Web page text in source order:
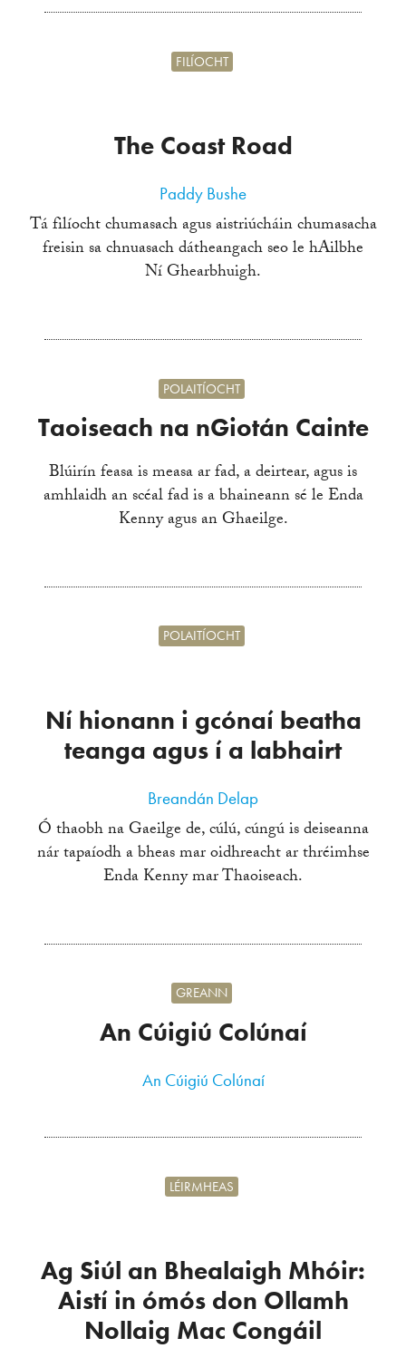
The Coast Road
FILÍOCHT
Paddy Bushe
Tá filíocht chumasach agus aistriúcháin chumasacha
freisin sa chnuasach dátheangach seo le hAilbhe
Ní Ghearbhuigh.
Taoiseach na nGiotán Cainte
POLAITÍOCHT
Blúirín feasa is measa ar fad, a deirtear, agus is
amhlaidh an scéal fad is a bhaineann sé le Enda
Kenny agus an Ghaeilge.
Ní hionann i gcónaí beatha
teanga agus í a labhairt
POLAITÍOCHT
Breandán Delap
Ó thaobh na Gaeilge de, cúlú, cúngú is deiseanna
nár tapaíodh a bheas mar oidhreacht ar thréimhse
Enda Kenny mar Thaoiseach.
An Cúigiú Colúnaí
GREANN
An Cúigiú Colúnaí
Ag Siúl an Bhealaigh Mhóir:
Aistí in ómós don Ollamh
Nollaig Mac Congáil
LÉIRMHEAS